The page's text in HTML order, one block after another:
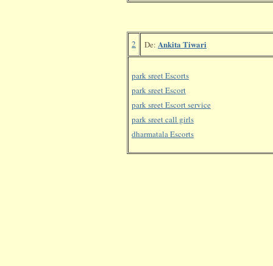
2 De: Ankita Tiwari
park sreet Escorts
park sreet Escort
park sreet Escort service
park sreet call girls
dharmatala Escorts